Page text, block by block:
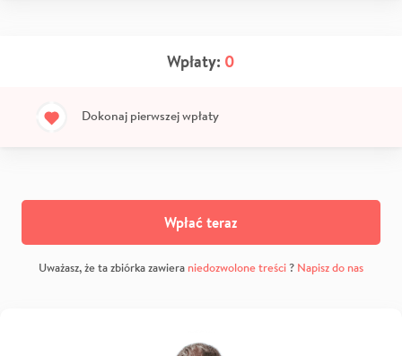
Wpłaty: 0
Dokonaj pierwszej wpłaty
Wpłać teraz
Uważasz, że ta zbiórka zawiera niedozwolone treści? Napisz do nas